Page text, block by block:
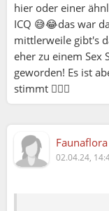
hier oder einer
ICQ 😅😂das war
mittlerweile gibt's
eher zu einem Sex
geworden! Es ist
stimmt 👍🏻😅
Faunaflora
02.04.24,